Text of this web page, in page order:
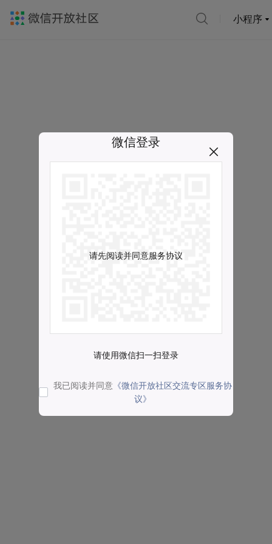
小程序
微信登录
请先阅读并同意服务协议
请使用微信扫一扫登录
我已阅读并同意 《微信开放社区交流专区服务协
议》